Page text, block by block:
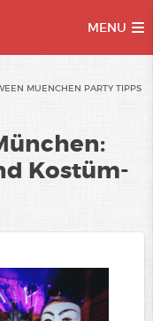
MENU
MUENCHEN PARTY TIPPS
Kostüm-